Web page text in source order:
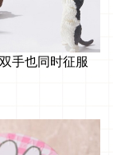
手也同时征服